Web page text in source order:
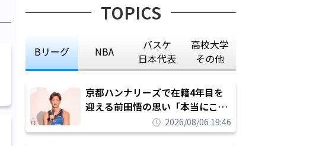
TOPICS
Bリーグ NBA
バスケ
日本代表
高校大学
その他
京都ハンナリーズで在籍4年目を
迎える前田悟の思い「本当にこの
チームで勝ちたい、負けたまま舐
められたまま終わりたくない」
2026/08/06 19:46